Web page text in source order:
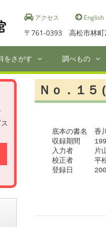
アクセス English
〒761-0393 高松市林
をさがす 調べもの
Ｎｏ．１
底本の書名　香
収録期間　　
入力者　　　片
校正者　　　平
登録日　　　